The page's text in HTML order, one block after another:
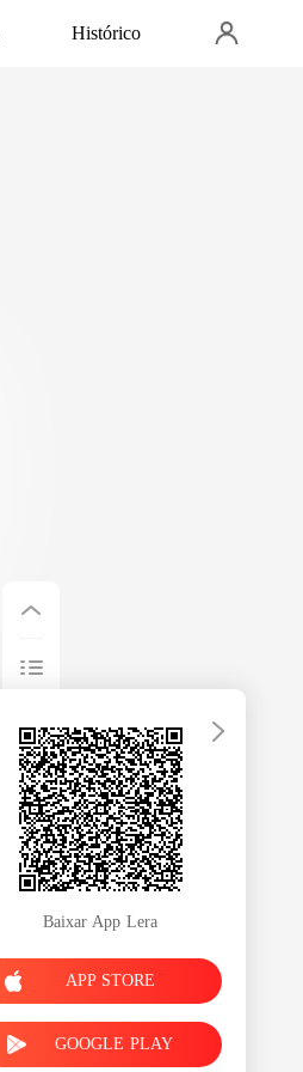
Histórico
Baixar App Lera
APP STORE
GOOGLE PLAY